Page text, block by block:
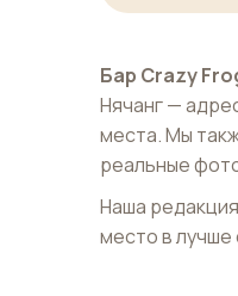
Бар Crazy
Нячанг —
места. Мы
реальные
Наша редакция
место в лучше